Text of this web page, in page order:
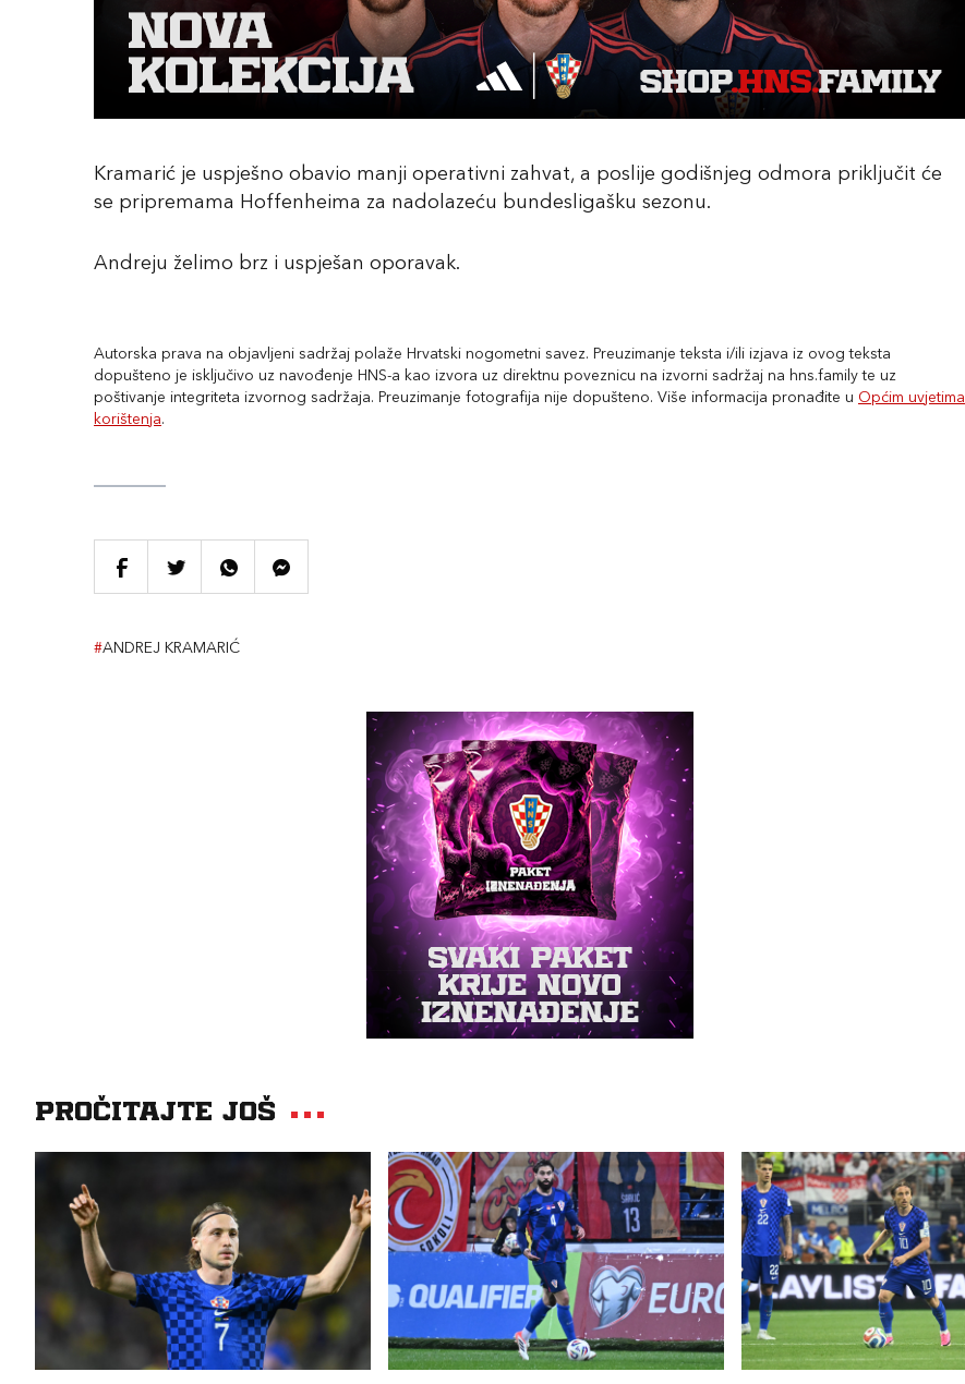
Kramarić je uspješno obavio manji operativni zahvat, a poslije godišnjeg odmora priključit će
se pripremama Hoffenheima za nadolazeću bundesligašku sezonu.
Andreju želimo brz i uspješan oporavak.
Autorska prava na objavljeni sadržaj polaže Hrvatski nogometni savez. Preuzimanje teksta i/ili izjava iz ovog teksta
dopušteno je isključivo uz navođenje HNS-a kao izvora uz direktnu poveznicu na izvorni sadržaj na hns.family te uz
poštivanje integriteta izvornog sadržaja. Preuzimanje fotografija nije dopušteno. Više informacija pronađite u Općim uvjetima
korištenja.
#ANDREJ KRAMARIĆ
Pročitajte još